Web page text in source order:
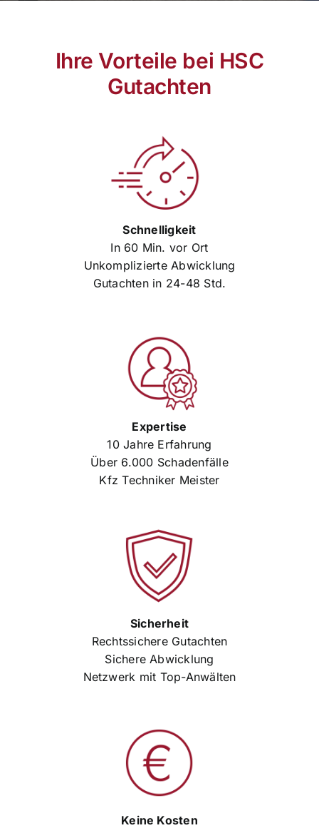
Ihre Vorteile bei HSC
Gutachten
Schnelligkeit
In 60 Min. vor Ort
Unkomplizierte Abwicklung
Gutachten in 24-48 Std.
Expertise
10 Jahre Erfahrung
Über 6.000 Schadenfälle
Kfz Techniker Meister
Sicherheit
Rechtssichere Gutachten
Sichere Abwicklung
Netzwerk mit Top-Anwälten
Keine Kosten